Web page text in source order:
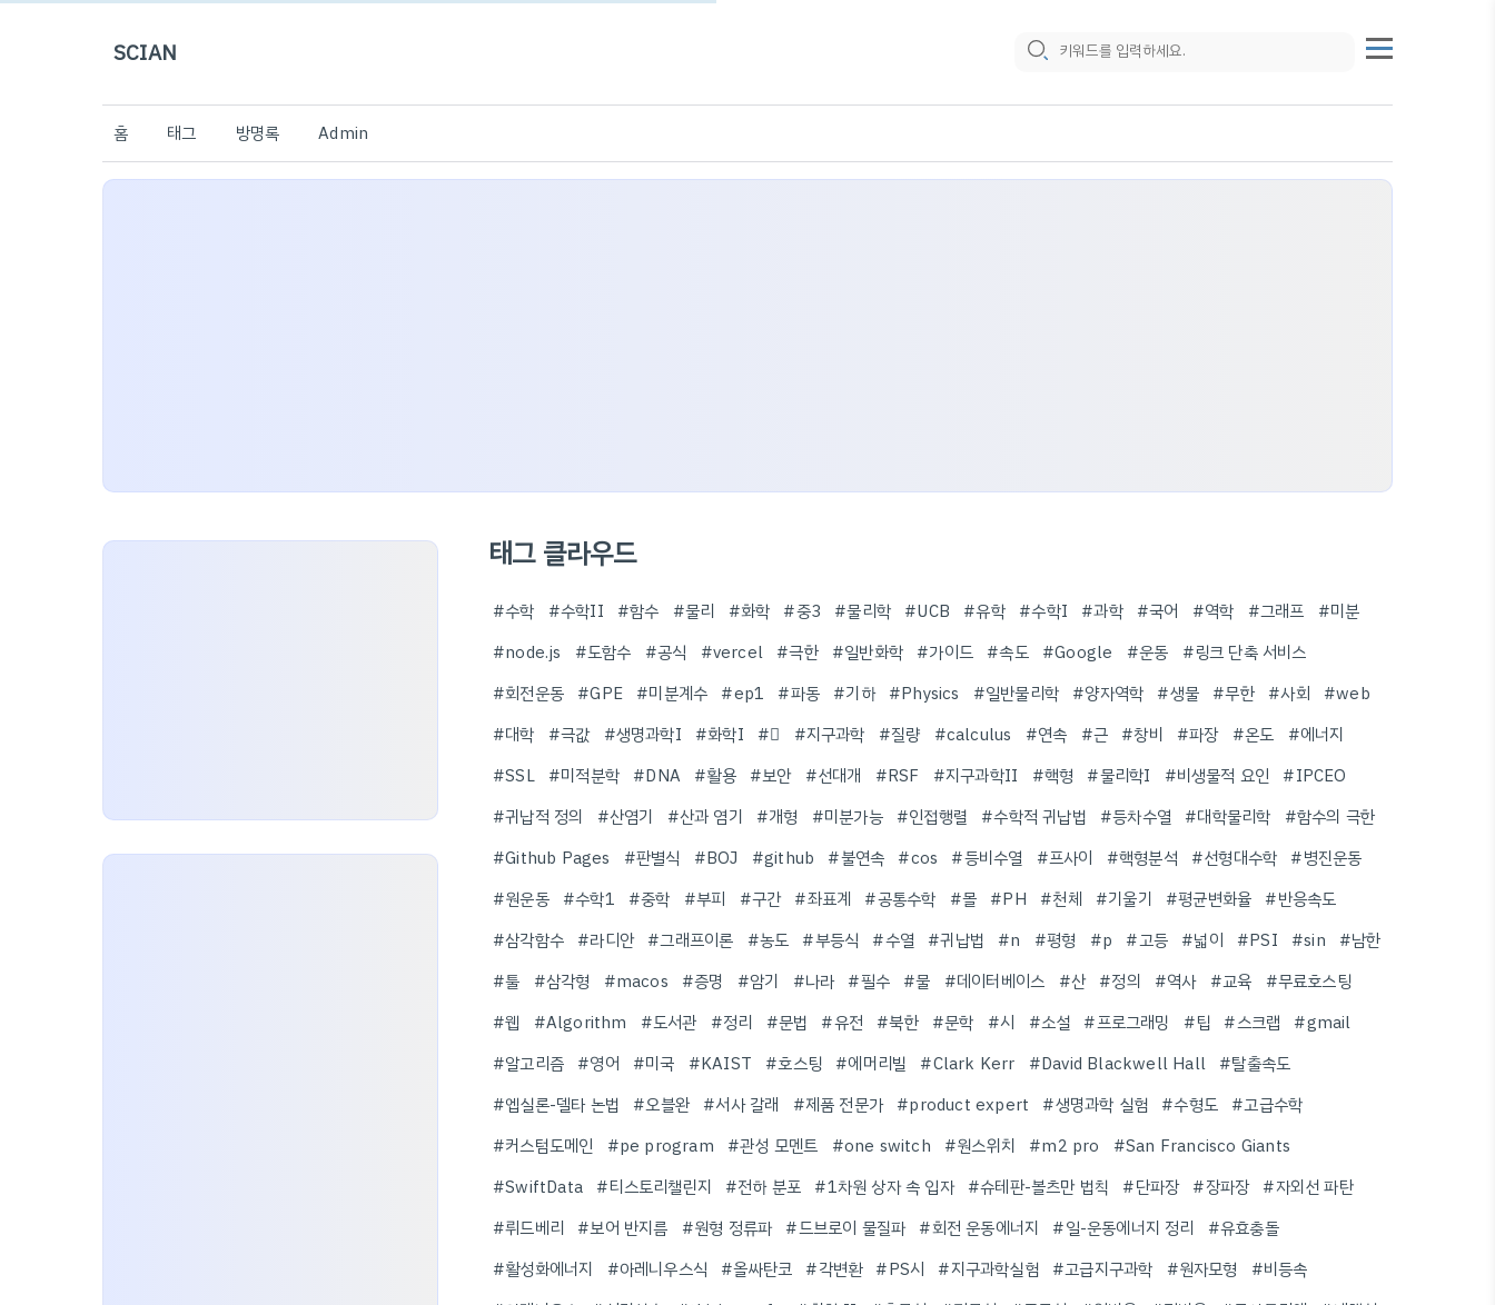
SCIAN
홈 태그 방명록 Admin
태그 클라우드
#수학 #수학II #함수 #물리 #화학 #중3 #물리학 #UCB #유학 #수학I #과학 #국어 #역학 #그래프
#미분
#node.js
#도함수 #공식 #vercel #극한 #일반화학 #가이드 #속도 #Google #운동
#링크 단축 서비스
#회전운동 #GPE #미분계수 #ep1 #파동 #기하 #Physics #일반물리학 #양자역학 #생물 #무한 #사회
#web
#대학
#극값 #생명과학I #화학I # #지구과학 #질량 #calculus #연속 #근 #창비 #파장 #온도
#에너지
#SSL #미적분학 #DNA #활용 #보안 #선대개 #RSF #지구과학II #핵형 #물리학I #비생물적 요인
#IPCEO
#귀납적 정의
#산염기 #산과 염기 #개형 #미분가능 #인접행렬 #수학적 귀납법 #등차수열 #대학물리학
#함수의 극한
#Github Pages
#판별식 #BOJ #github #불연속 #cos #등비수열 #프사이 #핵형분석 #선형대수학 #병진운동
#원운동 #수학1 #중학 #부피 #구간 #좌표계 #공통수학 #몰 #PH #천체 #기울기 #평균변화율 #반응속도
#삼각함수 #라디안 #그래프이론 #농도 #부등식 #수열 #귀납법 #n #평형 #p #고등 #넓이 #PSI #sin
#남한
#툴
#삼각형 #macos #증명 #암기 #나라 #필수 #물 #데이터베이스 #산 #정의 #역사 #교육
#무료호스팅
#웹
#Algorithm #도서관 #정리 #문법 #유전 #북한 #문학 #시 #소설 #프로그래밍 #팁 #스크랩
#gmail
#알고리즘 #영어 #미국 #KAIST #호스팅 #에머리빌 #Clark Kerr #David Blackwell Hall #탈출속도
#엡실론-델타 논법
#오블완 #서사 갈래 #제품 전문가 #product expert #생명과학 실험 #수형도 #고급수학
#커스텀도메인
#pe program #관성 모멘트 #one switch #원스위치 #m2 pro
#San Francisco Giants
#SwiftData #티스토리챌린지 #전하 분포 #1차원 상자 속 입자 #슈테판-볼츠만 법칙 #단파장 #장파장 #자외선 파탄
#뤼드베리
#보어 반지름 #원형 정류파 #드브로이 물질파 #회전 운동에너지 #일-운동에너지 정리
#유효충돌
#활성화에너지
#아레니우스식 #올싸탄코 #각변환 #PS시 #지구과학실험 #고급지구과학 #원자모형
#비등속